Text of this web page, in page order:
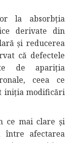
la absorbția
derivate din
și reducerea
că defectele
de apariția
ceea ce
iniția modificări
ce mai clare și
între afectarea